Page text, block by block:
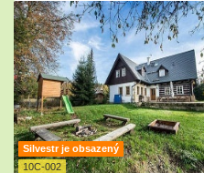
Silvestr je obsazený
10C-002